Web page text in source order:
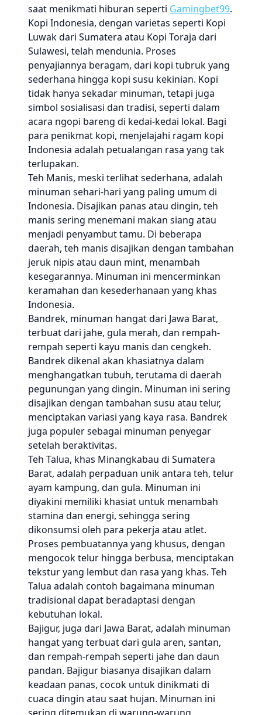
saat menikmati hiburan seperti Gamingbet99.
Kopi Indonesia, dengan varietas seperti Kopi
Luwak dari Sumatera atau Kopi Toraja dari
Sulawesi, telah mendunia. Proses
penyajiannya beragam, dari kopi tubruk yang
sederhana hingga kopi susu kekinian. Kopi
tidak hanya sekadar minuman, tetapi juga
simbol sosialisasi dan tradisi, seperti dalam
acara ngopi bareng di kedai-kedai lokal. Bagi
para penikmat kopi, menjelajahi ragam kopi
Indonesia adalah petualangan rasa yang tak
terlupakan.
Teh Manis, meski terlihat sederhana, adalah
minuman sehari-hari yang paling umum di
Indonesia. Disajikan panas atau dingin, teh
manis sering menemani makan siang atau
menjadi penyambut tamu. Di beberapa
daerah, teh manis disajikan dengan tambahan
jeruk nipis atau daun mint, menambah
kesegarannya. Minuman ini mencerminkan
keramahan dan kesederhanaan yang khas
Indonesia.
Bandrek, minuman hangat dari Jawa Barat,
terbuat dari jahe, gula merah, dan rempah-
rempah seperti kayu manis dan cengkeh.
Bandrek dikenal akan khasiatnya dalam
menghangatkan tubuh, terutama di daerah
pegunungan yang dingin. Minuman ini sering
disajikan dengan tambahan susu atau telur,
menciptakan variasi yang kaya rasa. Bandrek
juga populer sebagai minuman penyegar
setelah beraktivitas.
Teh Talua, khas Minangkabau di Sumatera
Barat, adalah perpaduan unik antara teh, telur
ayam kampung, dan gula. Minuman ini
diyakini memiliki khasiat untuk menambah
stamina dan energi, sehingga sering
dikonsumsi oleh para pekerja atau atlet.
Proses pembuatannya yang khusus, dengan
mengocok telur hingga berbusa, menciptakan
tekstur yang lembut dan rasa yang khas. Teh
Talua adalah contoh bagaimana minuman
tradisional dapat beradaptasi dengan
kebutuhan lokal.
Bajigur, juga dari Jawa Barat, adalah minuman
hangat yang terbuat dari gula aren, santan,
dan rempah-rempah seperti jahe dan daun
pandan. Bajigur biasanya disajikan dalam
keadaan panas, cocok untuk dinikmati di
cuaca dingin atau saat hujan. Minuman ini